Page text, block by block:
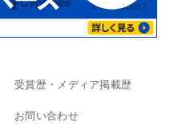
受賞歴・メディア掲載歴
お問い合わせ